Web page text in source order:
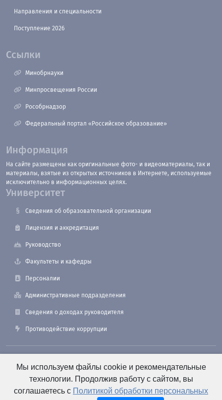
Направления и специальности
Поступление 2026
Ссылки
Минобрнауки
Минпросвещения России
Рособрнадзор
Федеральный портал «Российское образование»
Информация
На сайте размещены как оригинальные фото- и видеоматериалы, так и
материалы, взятые из открытых источников в Интернете, используемые
исключительно в информационных целях.
Университет
Сведения об образовательной организации
Лицензия и аккредитация
Руководство
Факультеты и кафедры
Персоналии
Административные подразделения
Сведения о доходах руководителя
Противодействие коррупции
190121, Санкт-Петербург, ул. Лоцманская, 3
Мы используем файлы cookie и рекомендательные
технологии. Продолжив работу с сайтом, вы
соглашаетесь с Политикой обработки персональных